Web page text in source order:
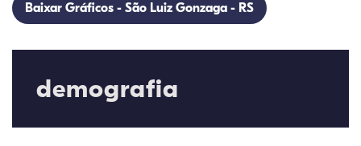
Baixar Gráficos - São Luiz Gonzaga - RS
demografia